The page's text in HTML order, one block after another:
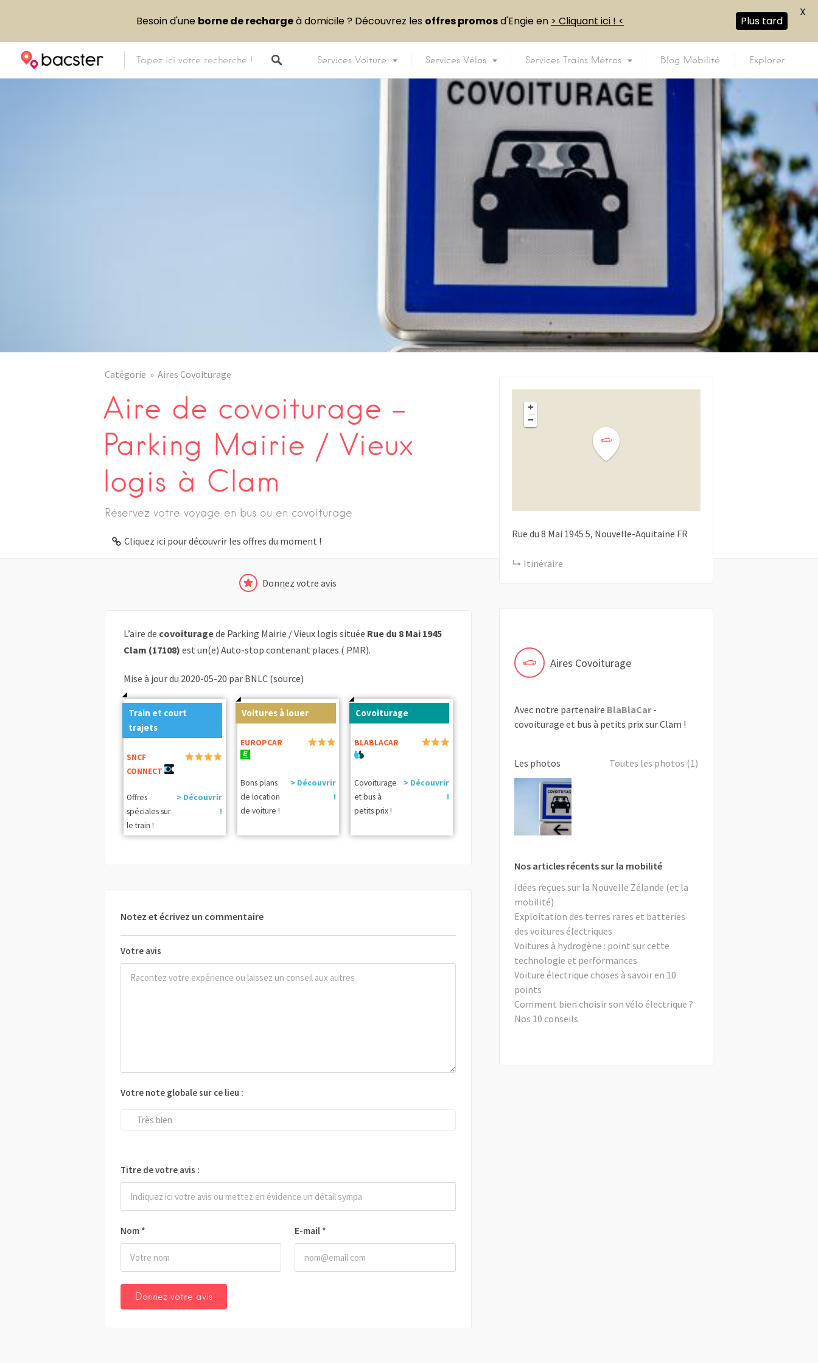
Services Voiture Services Vélos Services Trains Métros Blog Mobilité Explorer
Catégorie Aires Covoiturage
Aire de covoiturage –
Parking Mairie / Vieux
logis à Clam
Réservez votre voyage en bus ou en covoiturage
Cliquez ici pour découvrir les offres du moment !
Donnez votre avis
L’aire de covoituragede Parking Mairie / Vieux logis située Rue du 8 Mai 1945
Clam (17108) est un(e) Auto-stop contenant places ( PMR).
Mise à jour du 2020-05-20 par BNLC (source)
Train et court
trajets
SNCF
CONNECT
Offres
spéciales sur
le train !
> Découvrir
!
Voitures à louer
EUROPCAR
Bons plans
de location
de voiture !
> Découvrir
!
Covoiturage
BLABLACAR
Covoiturage
et bus à
petits prix !
> Découvrir
!
Notez et écrivez un commentaire
Votre avis
Nom * E-mail *
Votre note globale sur ce lieu :
Très bien
Titre de votre avis :
+
−
Rue du 8 Mai 1945 5 Nouvelle-Aquitaine FR
Itinéraire
Aires Covoiturage
Avec notre partenaire BlaBlaCar-
covoiturage et bus à petits prix sur Clam !
Les photos Toutes les photos (1)
Nos articles récents sur la mobilité
Idées reçues sur la Nouvelle Zélande (et la
mobilité)
Exploitation des terres rares et batteries
des voitures électriques
Voitures à hydrogène : point sur cette
technologie et performances
Voiture électrique choses à savoir en 10
points
Comment bien choisir son vélo électrique ?
Nos 10 conseils
Besoin d'une borne de rechargeà domicile ? Découvrez les offres promosd'Engie en > Cliquant ici ! < Plus tard
X